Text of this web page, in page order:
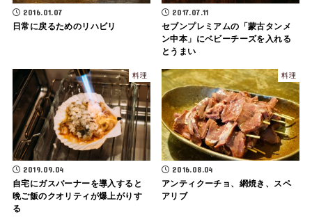
2016.01.07
日常に戻るためのリハビリ
2017.07.11
セブンプレミアムの「蒙古タンメ
ン中本」にベビーチーズを入れる
とうまい
料理
2019.09.04
自宅にガスバーナーを導入すると
晩ご飯のクオリティが爆上がりす
る
料理
2016.08.04
アンティクーチョ、網焼き、スペ
アリブ